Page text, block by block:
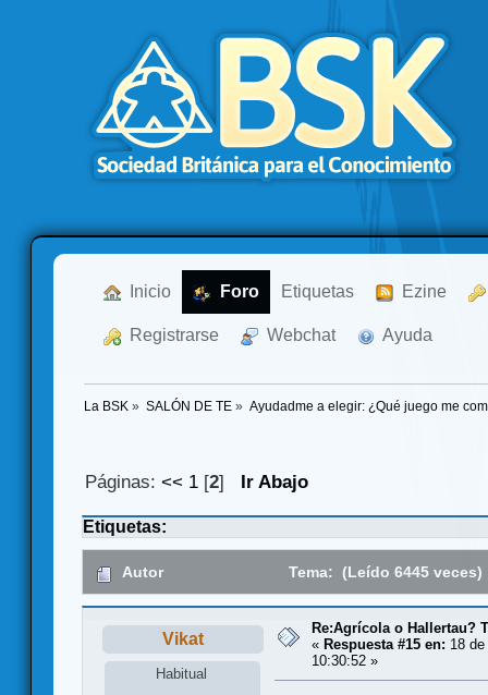
Inicio Foro Etiquetas Ezine
Registrarse Webchat Ayuda
La BSK » SALÓN DE TE » Ayudadme a elegir: ¿Qué juego me
Páginas:<< 1 [2] Ir Abajo
Etiquetas:
Autor Tema: (Leído 6445 veces)
Vikat
Habitual
Re:Agrícola o Hallertau?
« Respuesta #15 en: 18
10:30:52 »